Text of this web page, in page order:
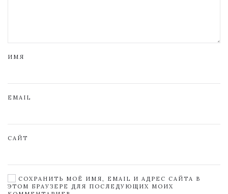
ИМЯ
EMAIL
САЙТ
СОХРАНИТЬ МОЁ ИМЯ, EMAIL И АДРЕС САЙТА В
ЭТОМ БРАУЗЕРЕ ДЛЯ ПОСЛЕДУЮЩИХ МОИХ